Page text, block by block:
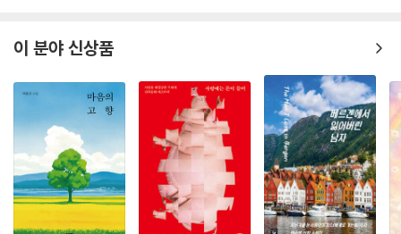
말했었다. _18쪽
세상에 하나뿐인 자기만의 집, 홍수에 떠내려가지도 않고, 비와 바람을 가
려주는 집을 갖는 것이 소망이었던 노마는 일평생 노력한 끝에 “누우면 발
가락이 문지방 밖으로 나갈 만큼” 작은, 그보다 작은 집은 이 지상에서 찾
아볼 수 없을 법한 집을 갖게 된다. 하지만 그 소박한 행복도 잠시, 일주일
을 넘기지 못하고 그는 집에서 쫓겨나버린다. 일평생 쉴 곳을 간구하며 떠
돌았던 작은 노마의 삶, 끝내는 그 초라한 집마저도 잃고 세상을 떠나야 했
던 그의 이야기는 우리로 하여금 되묻게 한다. 사람들의 눈에는 집이 아니
이 분야 신상품